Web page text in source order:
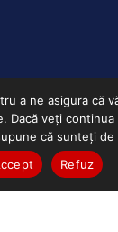
@2026
a ne asigura că
Dacă veți
că sunteți de
Refuz